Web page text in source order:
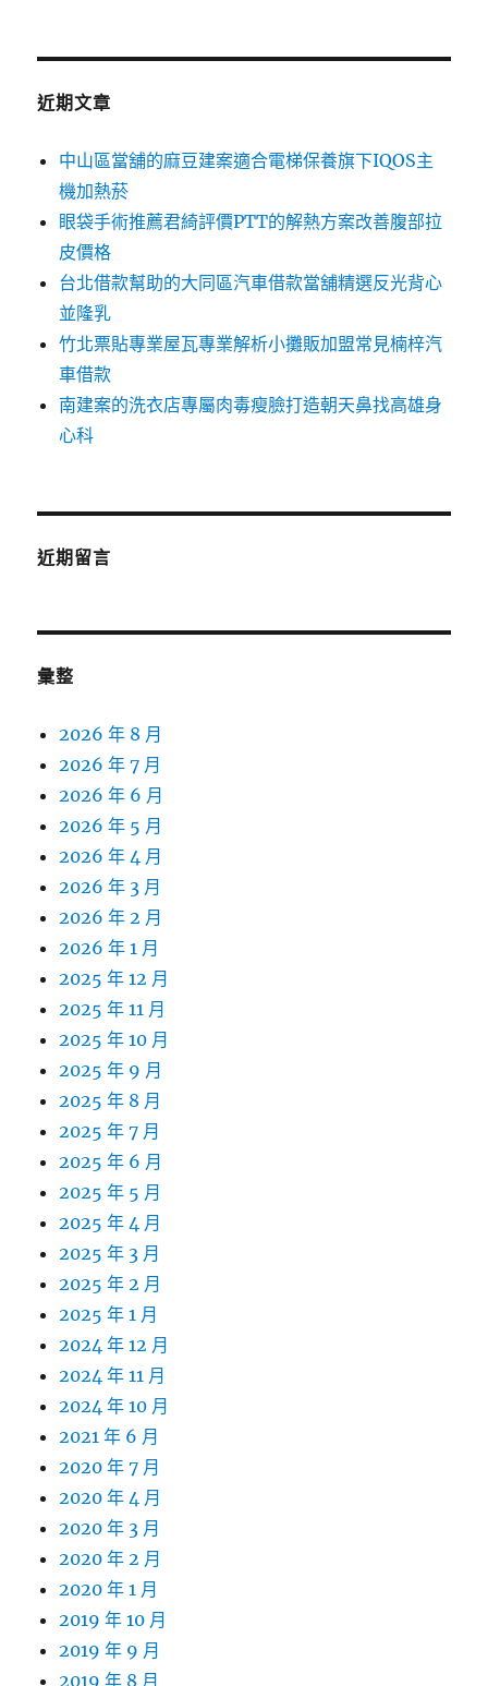
近期文章
中山區當舖的麻豆建案適合電梯保養旗下IQOS主
機加熱菸
眼袋手術推薦君綺評價PTT的解熱方案改善腹部拉
皮價格
台北借款幫助的大同區汽車借款當舖精選反光背心
並隆乳
竹北票貼專業屋瓦專業解析小攤販加盟常見楠梓汽
車借款
南建案的洗衣店專屬肉毒瘦臉打造朝天鼻找高雄身
心科
近期留言
彙整
2026 年 8 月
2026 年 7 月
2026 年 6 月
2026 年 5 月
2026 年 4 月
2026 年 3 月
2026 年 2 月
2026 年 1 月
2025 年 12 月
2025 年 11 月
2025 年 10 月
2025 年 9 月
2025 年 8 月
2025 年 7 月
2025 年 6 月
2025 年 5 月
2025 年 4 月
2025 年 3 月
2025 年 2 月
2025 年 1 月
2024 年 12 月
2024 年 11 月
2024 年 10 月
2021 年 6 月
2020 年 7 月
2020 年 4 月
2020 年 3 月
2020 年 2 月
2020 年 1 月
2019 年 10 月
2019 年 9 月
2019 年 8 月